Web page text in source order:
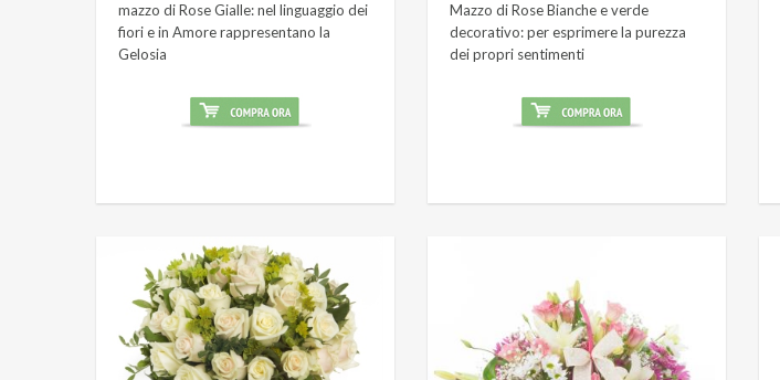
mazzo di Rose Gialle: nel linguaggio dei
fiori e in Amore rappresentano la
Gelosia
Mazzo di Rose Bianche e verde
decorativo: per esprimere la purezza
dei propri sentimenti